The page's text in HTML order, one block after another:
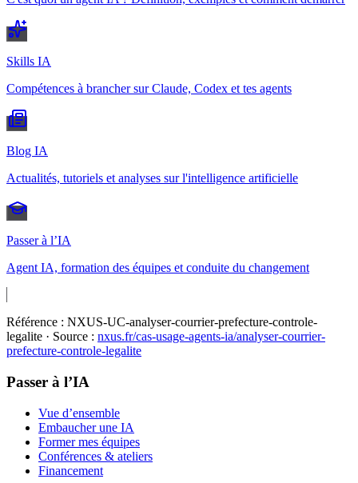
Skills IA
Compétences à brancher sur Claude, Codex et tes agents
Blog IA
Actualités, tutoriels et analyses sur l'intelligence artificielle
Passer à l’IA
Agent IA, formation des équipes et conduite du changement
Référence : NXUS-UC-analyser-courrier-prefecture-controle-
legalite · Source : nxus.fr/cas-usage-agents-ia/analyser-courrier-
prefecture-controle-legalite
Passer à l’IA
Vue d’ensemble
Embaucher une IA
Former mes équipes
Conférences & ateliers
Financement